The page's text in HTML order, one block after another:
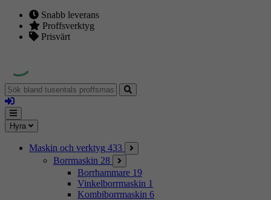
Snabb leverans
Proffsverktyg
Prisvärt
Sök
bland
tusentals
proffsmaskiner
Logga
in
Mina
sidor
Meny
Hyra
Maskin och verktyg 433
Borrmaskin 28
Borrhammare 19
Vinkelborrmaskin 1
Kombiborrmaskin 6